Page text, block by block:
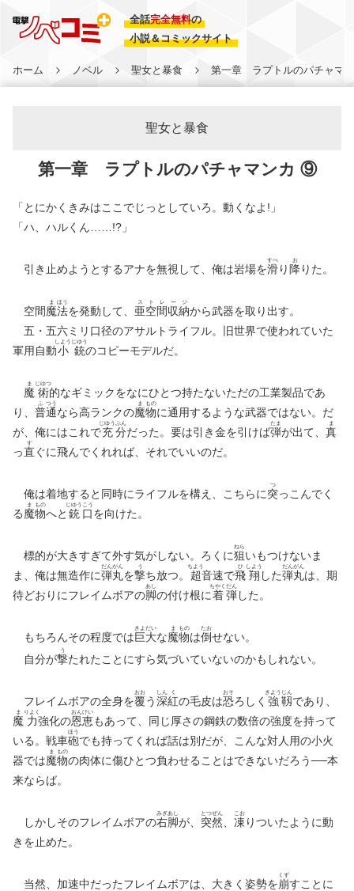
全話完全無料の
小説＆コミックサイト
ホーム ノベル 聖女と暴食 第一章 ラプトルのパチャマ
聖女と暴食
第一章 ラプトルのパチャマンカ ⑨
「とにかくきみはここでじっとしていろ。動くなよ!」
「ハ、ハルくん……!?」
引き止めようとするアナを無視して、俺は岩場を滑
すべ
り 降
お
りた。
空間魔
ま
法
ほう
を発動して、 亜
ス
空
ト
間
レ
収
ー
納
ジ
から武器を取り出す。
五・五六ミリ口径のアサルトライフル。旧世界で使われていた
軍用自動小
しよう
銃
じゆう
のコピーモデルだ。
魔
ま
術
じゆつ
的なギミックをなにひとつ持たないただの工業製品であ
り、 普
ふ
通
つう
なら高ランクの魔
ま
物
もの
に通用するような武器ではない。だ
が、俺にはこれで充
じゆう
分
ぶん
だった。要は引き金を引けば弾
たま
が出て、 真
ま
っ直
す
ぐに飛んでくれれば、それでいいのだ。
俺は着地すると同時にライフルを構え、こちらに突
つ
っこんでく
る魔
ま
物
もの
へと 銃
じゆう
口
こう
を向けた。
標的が大きすぎて外す気がしない。ろくに狙
ねら
いもつけないま
ま、俺は無造作に弾
だん
丸
がん
を撃
う
ち放つ。 超
ちよう
音速で飛
ひ
翔
しよう
した弾
だん
丸
がん
は、期
待どおりにフレイムボアの脚
あし
の付け根に着
ちやく
弾
だん
した。
もちろんその程度では巨
きよ
大
だい
な魔
ま
物
もの
は倒
たお
せない。
自分が撃
う
たれたことにすら気づいていないのかもしれない。
フレイムボアの全身を覆
おお
う深
しん
紅
く
の毛皮は恐
おそ
ろしく 強
きよう
靱
じん
であり、
魔
ま
力
りよく
強化の恩
おん
恵
けい
もあって、同じ厚さの鋼鉄の数倍の強度を持って
いる。戦車砲
ほう
でも持ってくれば話は別だが、こんな対人用の小火
器では魔
ま
物
もの
の肉体に傷ひとつ負わせることはできないだろう──本
来ならば。
しかしそのフレイムボアの右
みぎ
脚
あし
が、 突
とつ
然
ぜん
凍
こお
りついたように動
きを止めた。
当然、加速中だったフレイムボアは、大きく姿勢を崩
くず
すことに